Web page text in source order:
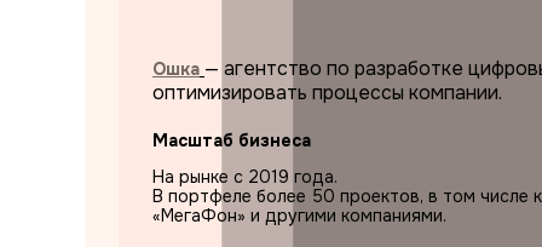
Ошка — агентство по разработке
оптимизировать процессы компании.
Масштаб бизнеса
На рынке с 2019 года.
В портфеле более 50 проектов, в том числе
«МегаФон» и другими компаниями.